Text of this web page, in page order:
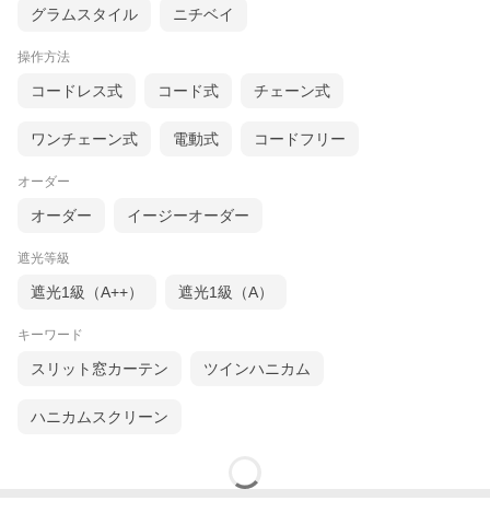
麻糸を粗く織り立てたような風合いと光沢感が魅力の遮熱生地で
木の質感の空間に合う落ち着いた配色に加え、遮蔽性も確保する
グラムスタイル ニチベイ
操作方法
コードレス式 コード式 チェーン式
ワンチェーン式 電動式 コードフリー
オーダー
オーダー イージーオーダー
遮光等級
遮光1級（A++） 遮光1級（A）
キーワード
スリット窓カーテン ツインハニカム
ハニカムスクリーン